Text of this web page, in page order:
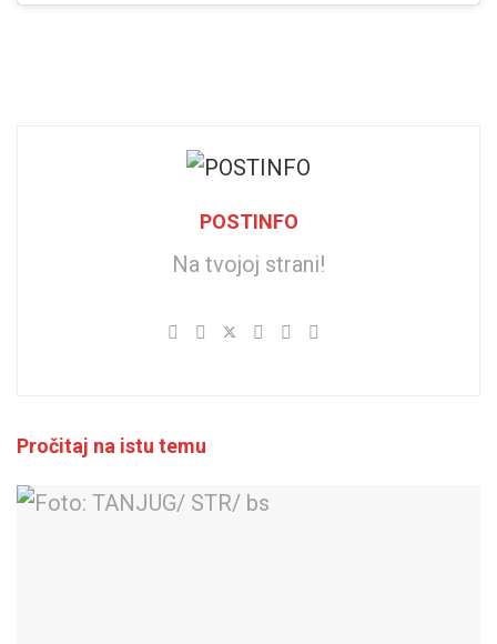
POSTINFO
Na tvojoj strani!
Pročitaj na istu temu